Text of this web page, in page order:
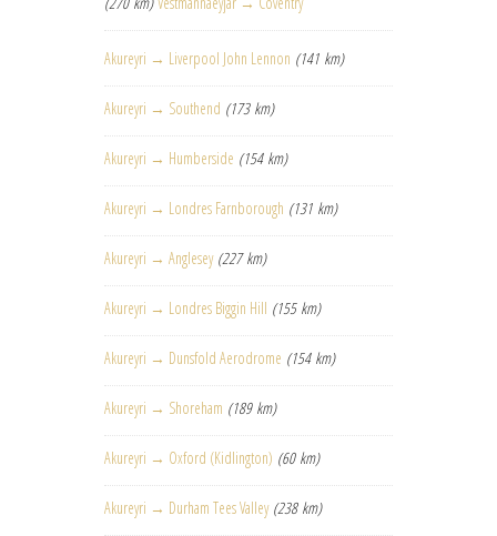
Akureyri → Liverpool John Lennon (141 km)
Akureyri → Southend (173 km)
Akureyri → Humberside (154 km)
Akureyri → Londres Farnborough (131 km)
Akureyri → Anglesey (227 km)
Akureyri → Londres Biggin Hill (155 km)
Akureyri → Dunsfold Aerodrome (154 km)
Akureyri → Shoreham (189 km)
Akureyri → Oxford (Kidlington) (60 km)
Akureyri → Durham Tees Valley (238 km)